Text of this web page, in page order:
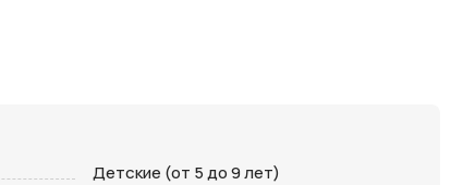
Детские (от 5 до 9 лет)